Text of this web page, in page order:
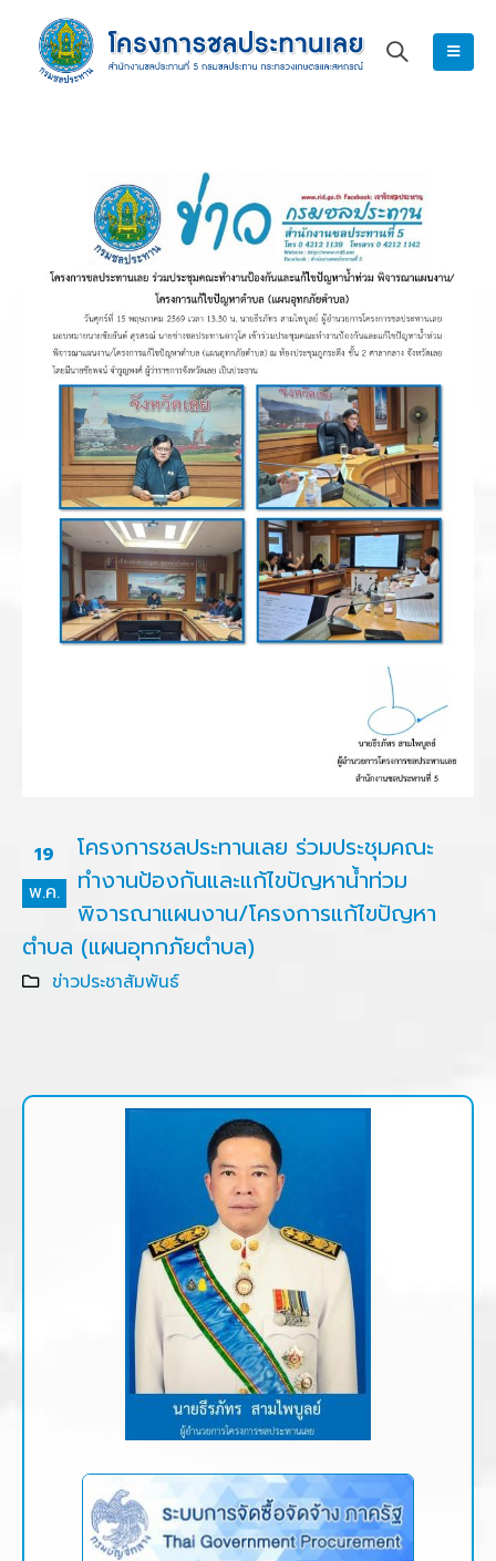
19
พ.ค.
โครงการชลประทานเลย ร่วมประชุมคณะ
ทำงานป้องกันและแก้ไขปัญหาน้ำท่วม
พิจารณาแผนงาน/โครงการแก้ไขปัญหา
ตำบล (แผนอุทกภัยตำบล)
ข่าวประชาสัมพันธ์